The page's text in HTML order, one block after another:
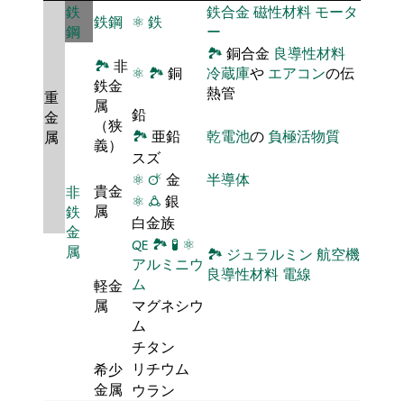
重
金
属
鉄
鋼
鉄鋼 ⚛ 鉄 鉄合金 磁性材料 モータ
ー
非
鉄
金
属
🏞 非
鉄金
属
（狭
義）
⚛ 🏞 銅
🏞 銅合金 良導性材料
冷蔵庫や エアコンの伝
熱管
鉛
🏞 亜鉛 乾電池の 負極活物質
スズ
貴金
属
⚛ 🜚 金
半導体
⚛ 🜛 銀
白金族
軽金
属
🜀 🏞 🧪 ⚛
アルミニウ
ム
🏞 ジュラルミン 航空機
良導性材料 電線
マグネシウ
ム
チタン
希少
金属
リチウム
ウラン